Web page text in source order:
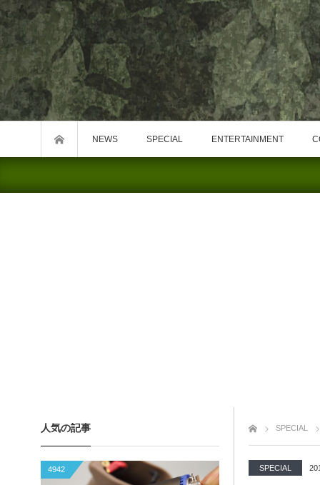
NEWS SPECIAL ENTERTAINMENT
SPECIAL
SPECIAL
人気の記事
4942